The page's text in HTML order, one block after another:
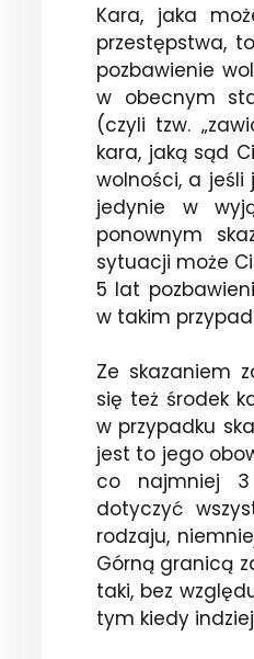
Kara, jaka
przestępstwa,
pozbawienie
w obecnym
(czyli tzw.
kara, jaką sąd
wolności, a jeśli
jedynie w
ponownym
sytuacji może
5 lat
w takim
Ze skazaniem
się też środek
w przypadku
jest to jego
co najmniej 3
dotyczyć
rodzaju,
Górną granicą
taki, bez
tym kiedy